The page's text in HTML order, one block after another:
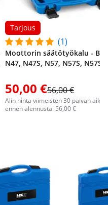
Tarjous
(1)
Moottorin säätötyökalu -
N47, N47S, N57, N57S, N57S
50,00 €56,00 €
Alin hinta viimeisten 30 päivän
ennen alennusta: 56,00 €